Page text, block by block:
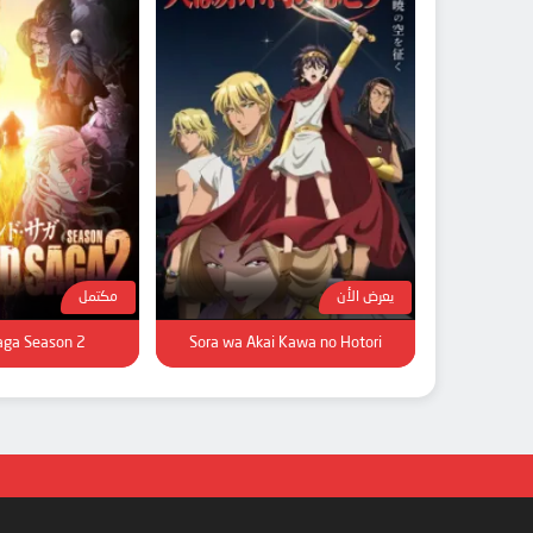
يعرض الأن
Sora wa Akai Kawa no Hotori
مكتمل
Season 2